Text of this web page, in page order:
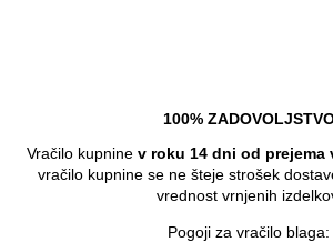
100%
Vračilo kupnine v roku 14 dni od prejema
vračilo kupnine se ne šteje strošek
vrednost vrnjenih
Pogoji za vračilo blaga: